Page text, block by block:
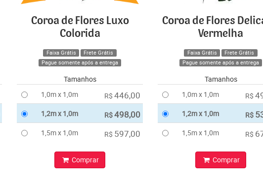
Coroa de Flores Luxo
Colorida
Faixa Grátis
Frete Grátis
Pague somente após a entrega
Tamanhos
1,0m x 1,0m
R$ 446,00
1,2m x 1,0m R$498,00
1,5m x 1,0m R$ 597,00
Comprar
Coroa de Flores
Vermelha
Faixa Grátis
Frete Grátis
Pague somente após a entrega
Tamanhos
1,0m x 1,0m
R$
1,2m x 1,0m R$
1,5m x 1,0m R$
Comprar